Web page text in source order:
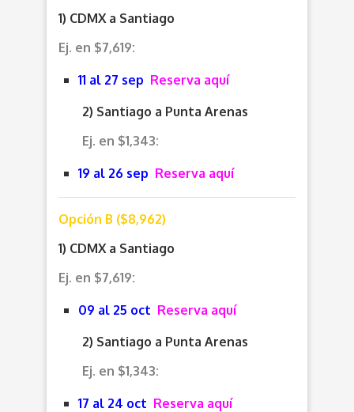
1) CDMX a Santiago
Ej. en $7,619:
11 al 27 sep Reserva aquí
2) Santiago a Punta Arenas
Ej. en $1,343:
19 al 26 sep Reserva aquí
Opción B ($8,962)
1) CDMX a Santiago
Ej. en $7,619:
09 al 25 oct Reserva aquí
2) Santiago a Punta Arenas
Ej. en $1,343:
17 al 24 oct Reserva aquí